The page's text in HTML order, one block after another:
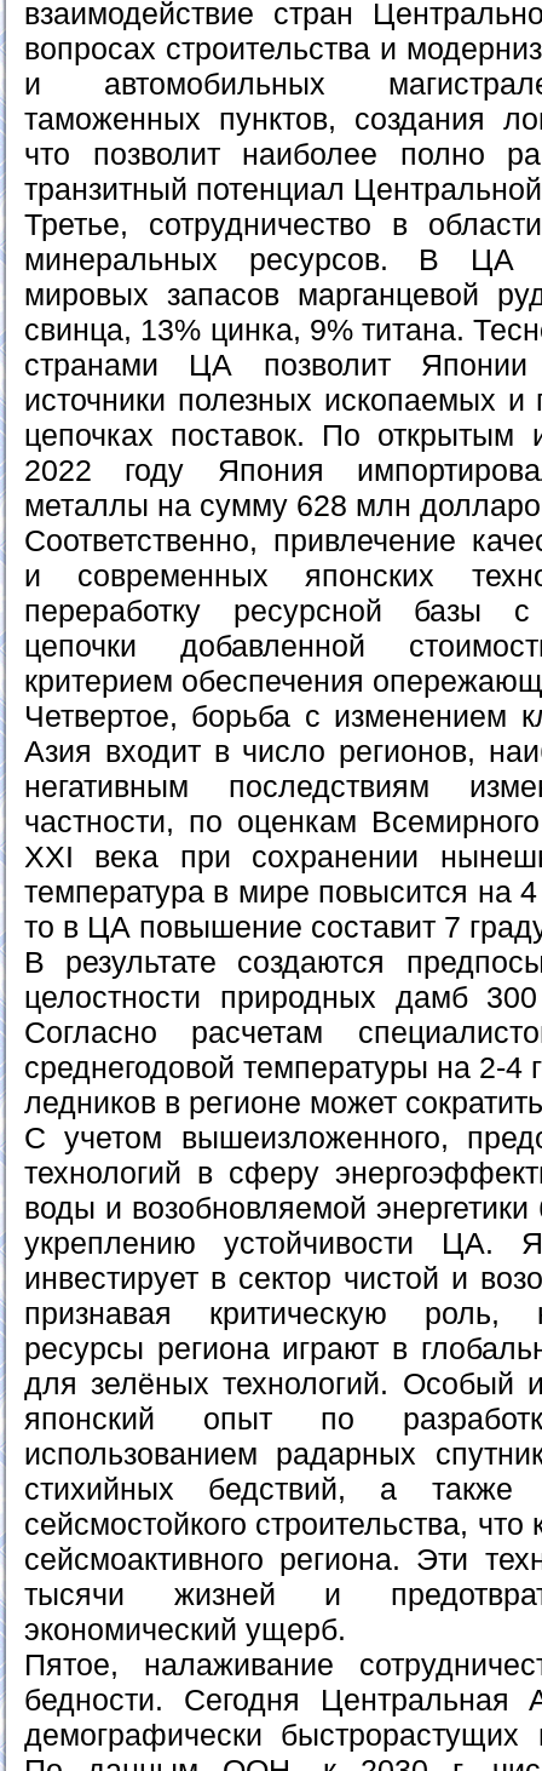
взаимодействие стран
вопросах строительства и
и автомобильных
таможенных пунктов, создания
что позволит наиболее полно
транзитный потенциал
Третье, сотрудничество в
минеральных ресурсов. В ЦА
мировых запасов марганцевой
свинца, 13% цинка, 9% титана.
странами ЦА позволит Японии
источники полезных ископаемых и
цепочках поставок. По открытым
2022 году Япония
металлы на сумму 628 млн
Соответственно, привлечение
и современных японских
переработку ресурсной базы
цепочки добавленной
критерием обеспечения
Четвертое, борьба с изменением
Азия входит в число регионов,
негативным последствиям
частности, по оценкам
XXI века при сохранении
температура в мире повысится на
то в ЦА повышение составит 7
В результате создаются
целостности природных дамб
Согласно расчетам
среднегодовой температуры на 2-4
ледников в регионе может
С учетом вышеизложенного,
технологий в сферу
воды и возобновляемой энергетики
укреплению устойчивости ЦА.
инвестирует в сектор чистой и
признавая критическую роль,
ресурсы региона играют в
для зелёных технологий. Особый
японский опыт по
использованием радарных
стихийных бедствий, а также
сейсмостойкого строительства,
сейсмоактивного региона. Эти
тысячи жизней и
экономический ущерб.
Пятое, налаживание
бедности. Сегодня
демографически быстрорастущих